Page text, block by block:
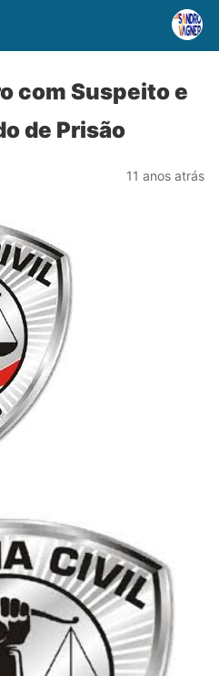
com Suspeito e
de Prisão
11 anos atrás